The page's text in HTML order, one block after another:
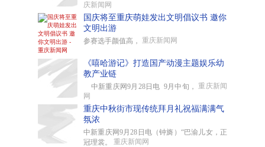
庆新闻网
国庆将至重庆萌娃发出文明倡议书 邀你
文明出游
参赛选手颜值高， 重庆新闻网
《嘻哈游记》打造国产动漫主题娱乐幼
教产业链
中新重庆网9月28日电 9月中旬，重庆新闻
网
重庆中秋街市现传统拜月礼祝福满满气
氛浓
中新重庆网9月28日电（钟旖）“巴渝儿女，正
冠理裳。 重庆新闻网